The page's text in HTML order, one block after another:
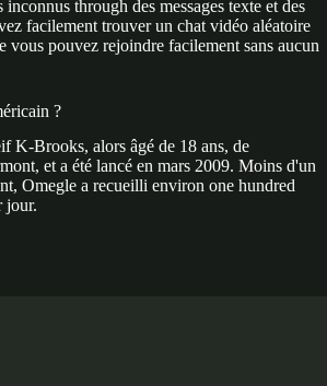
inconnus through des messages texte et des
facilement trouver un chat vidéo aléatoire
vous pouvez rejoindre facilement sans aucun
?
K-Brooks, alors âgé de 18 ans, de
et a été lancé en mars 2009. Moins d'un
Omegle a recueilli environ one hundred
jour.